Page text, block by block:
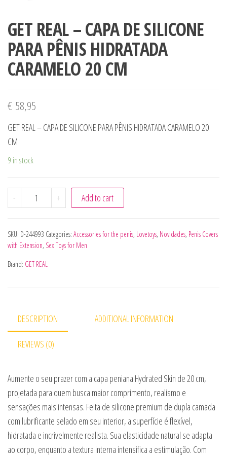
GET REAL – CAPA DE SILICONE
PARA PÊNIS HIDRATADA
CARAMELO 20 CM
€ 58,95
GET REAL – CAPA DE SILICONE PARA PÊNIS HIDRATADA CARAMELO 20
CM
9 in stock
- GET REAL - CAPA DE SILICONE PARA PÊNIS HIDRATADA
+ Add to cart
SKU: D-244993 Categories: Accessories for the penis, Lovetoys, Novidades, Penis Covers
with Extension, Sex Toys for Men
Brand: GET REAL
DESCRIPTION ADDITIONAL INFORMATION
REVIEWS (0)
Aumente o seu prazer com a capa peniana Hydrated Skin de 20 cm,
projetada para quem busca maior comprimento, realismo e
sensações mais intensas. Feita de silicone premium de dupla camada
com lubrificante selado em seu interior, a superfície é flexível,
hidratada e incrivelmente realista. Sua elasticidade natural se adapta
ao corpo, enquanto a textura interna intensifica a estimulação. Com